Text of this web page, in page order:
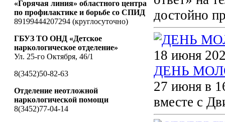
«Горячая линия» областного центра
по профилактике и борьбе со СПИД
89199444207294 (круглосуточно)
ГБУЗ ТО ОНД «Детское
наркологическое отделение»
Ул. 25-го Октября, 46/1
8(3452)50-82-63
Отделение неотложной
наркологической помощи
8(3452)77-04-14
достойно
18 июня
ДЕНЬ
27 июня в
вместе с